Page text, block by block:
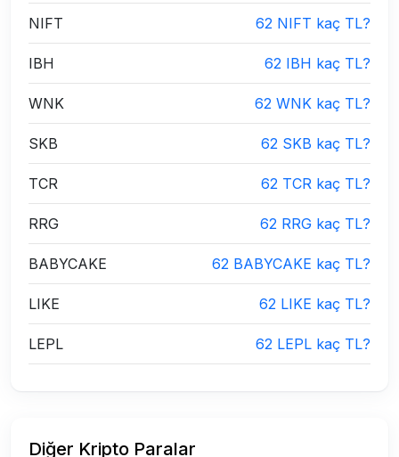
NIFT 62 NIFT kaç TL?
IBH 62 IBH kaç TL?
WNK 62 WNK kaç TL?
SKB 62 SKB kaç TL?
TCR 62 TCR kaç TL?
RRG 62 RRG kaç TL?
BABYCAKE 62 BABYCAKE kaç TL?
LIKE 62 LIKE kaç TL?
LEPL 62 LEPL kaç TL?
Diğer Kripto Paralar